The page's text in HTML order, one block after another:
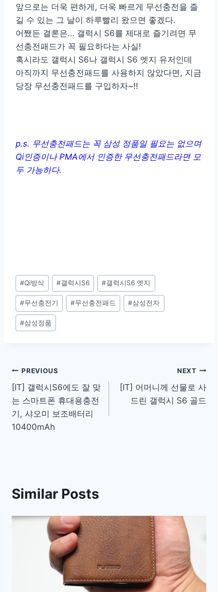
앞으로는 더욱 편하게, 더욱 빠르게 무선충전을 즐
길 수 있는 그 날이 하루빨리 왔으면 좋겠다.
어쨌든 결론은… 갤럭시 S6를 제대로 즐기려면 무
선충전패드가 꼭 필요하다는 사실!
혹시라도 갤럭시 S6나 갤럭시 S6 엣지 유저인데
아직까지 무선충전패드를 사용하지 않았다면, 지금
당장 무선충전패드를 구입하자~!!
p.s. 무선충전패드는 꼭 삼성 정품일 필요는 없으며
Qi인증이나 PMA에서 인증한 무선충전패드라면 모
두 가능하다.
Post
Tags:
#Qi방식 #갤럭시S6 #갤럭시S6 엣지
#무선충전기 #무선충전패드 #삼성전자
#삼성정품
Post
navigation
PREVIOUS
[IT] 갤럭시S6에도 잘 맞
는 스마트폰 휴대용충전
기, 샤오미 보조배터리
10400mAh
NEXT
[IT] 어머니께 선물로 사
드린 갤럭시 S6 골드
Similar Posts